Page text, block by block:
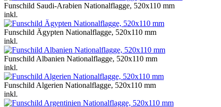
Funschild Saudi-Arabien Nationalflagge, 520x110 mm
inkl.
Funschild Ägypten Nationalflagge, 520x110 mm
inkl.
Funschild Albanien Nationalflagge, 520x110 mm
inkl.
Funschild Algerien Nationalflagge, 520x110 mm
inkl.